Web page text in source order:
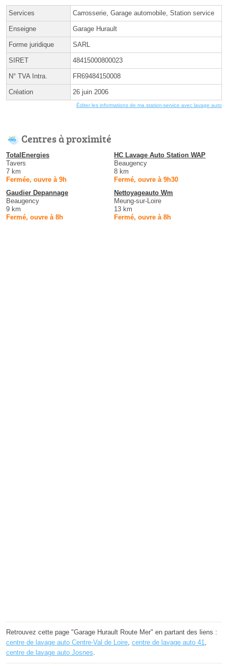
Services Carrosserie, Garage automobile, Station service
Enseigne Garage Hurault
Forme juridique SARL
SIRET 48415000800023
N° TVA Intra. FR69484150008
Création 26 juin 2006
Éditer les informations de ma station-service avec lavage auto
Centres à proximité
TotalEnergies
Tavers
7 km
Fermée, ouvre à 9h
HC Lavage Auto Station WAP
Beaugency
8 km
Fermé, ouvre à 9h30
Gaudier Depannage
Beaugency
9 km
Fermé, ouvre à 8h
Nettoyageauto Wm
Meung-sur-Loire
13 km
Fermé, ouvre à 8h
Retrouvez cette page "Garage Hurault Route Mer" en partant des liens :
centre de lavage auto Centre-Val de Loire centre de lavage auto 41
centre de lavage auto Josnes